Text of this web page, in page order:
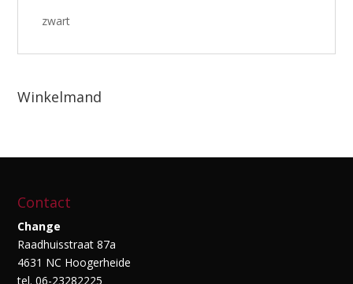
zwart
Winkelmand
Contact
Change
Raadhuisstraat 87a
4631 NC Hoogerheide
tel. 06-23282225